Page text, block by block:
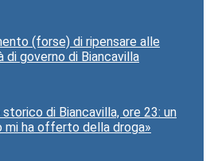
(forse) di ripensare alle
di governo di Biancavilla
di Biancavilla, ore 23: un
mi ha offerto della droga»